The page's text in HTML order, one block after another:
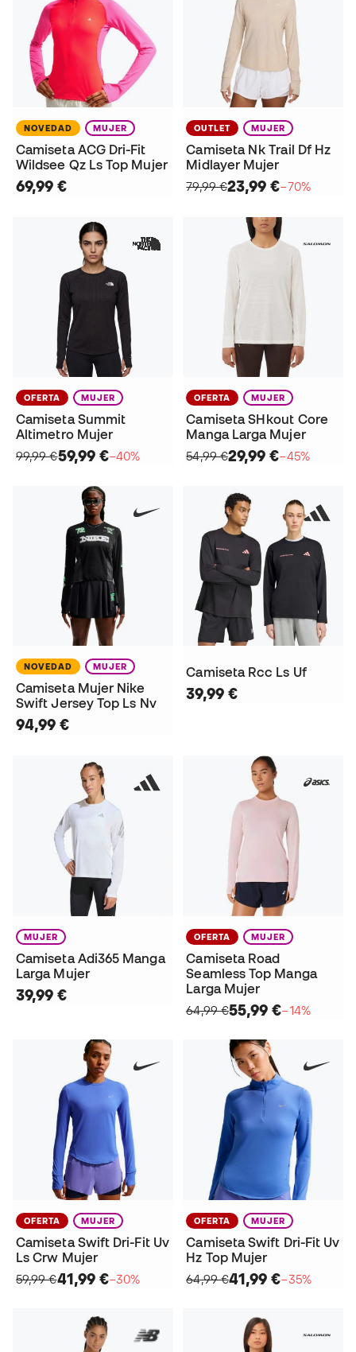
NOVEDAD MUJER
Camiseta ACG Dri-Fit
Wildsee Qz Ls Top Mujer
69,99 €
OUTLET MUJER
Camiseta Nk Trail Df Hz
Midlayer Mujer
79,99 €23,99 €−70%
OFERTA MUJER
Camiseta Summit
Altimetro Mujer
99,99 €59,99 €−40%
OFERTA MUJER
Camiseta SHkout Core
Manga Larga Mujer
54,99 €29,99 €−45%
NOVEDAD MUJER
Camiseta Mujer Nike
Swift Jersey Top Ls Nv
94,99 €
Camiseta Rcc Ls Uf
39,99 €
MUJER
Camiseta Adi365 Manga
Larga Mujer
39,99 €
OFERTA MUJER
Camiseta Road
Seamless Top Manga
Larga Mujer
64,99 €55,99 €−14%
OFERTA MUJER
Camiseta Swift Dri-Fit Uv
Ls Crw Mujer
59,99 €41,99 €−30%
OFERTA MUJER
Camiseta Swift Dri-Fit Uv
Hz Top Mujer
64,99 €41,99 €−35%